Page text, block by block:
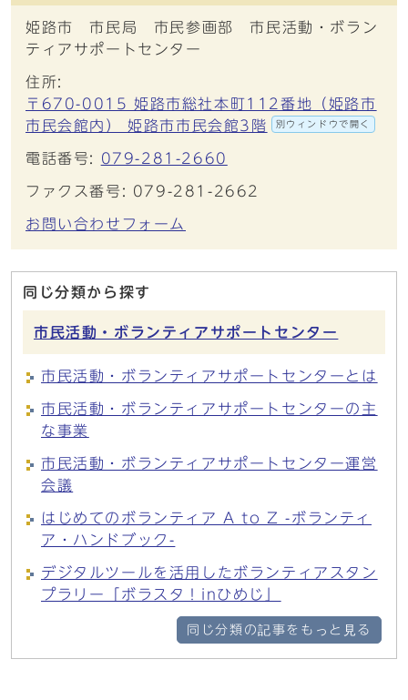
姫路市 市民局 市民参画部 市民活動・ボラン
ティアサポートセンター
住所:
〒670-0015 姫路市総社本町112番地（姫路市
市民会館内） 姫路市市民会館3階
別ウィンドウで開く
電話番号: 079-281-2660
ファクス番号: 079-281-2662
お問い合わせフォーム
同じ分類から探す
市民活動・ボランティアサポートセンター
市民活動・ボランティアサポートセンターとは
市民活動・ボランティアサポートセンターの主
な事業
市民活動・ボランティアサポートセンター運営
会議
はじめてのボランティア A to Z -ボランティ
ア・ハンドブック-
デジタルツールを活用したボランティアスタン
プラリー「ボラスタ！inひめじ」
同じ分類の記事をもっと見る